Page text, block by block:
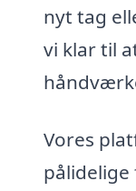
nyt tag
vi klar til
Vores